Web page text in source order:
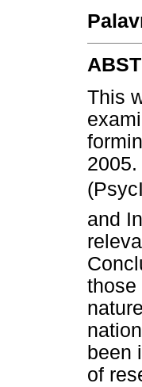
This
and
those
been
of